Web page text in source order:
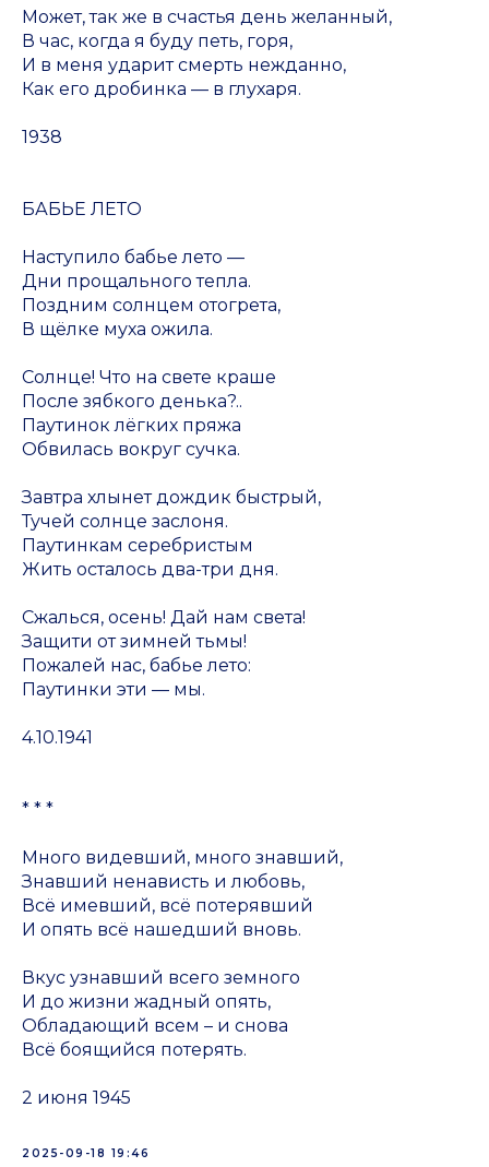
Может, так же в счастья день желанный,
В час, когда я буду петь, горя,
И в меня ударит смерть нежданно,
Как его дробинка — в глухаря.
1938
БАБЬЕ ЛЕТО
Наступило бабье лето —
Дни прощального тепла.
Поздним солнцем отогрета,
В щёлке муха ожила.
Солнце! Что на свете краше
После зябкого денька?..
Паутинок лёгких пряжа
Обвилась вокруг сучка.
Завтра хлынет дождик быстрый,
Тучей солнце заслоня.
Паутинкам серебристым
Жить осталось два-три дня.
Сжалься, осень! Дай нам света!
Защити от зимней тьмы!
Пожалей нас, бабье лето:
Паутинки эти — мы.
4.10.1941
* * *
Много видевший, много знавший,
Знавший ненависть и любовь,
Всё имевший, всё потерявший
И опять всё нашедший вновь.
Вкус узнавший всего земного
И до жизни жадный опять,
Обладающий всем – и снова
Всё боящийся потерять.
2 июня 1945
2025-09-18 19:46